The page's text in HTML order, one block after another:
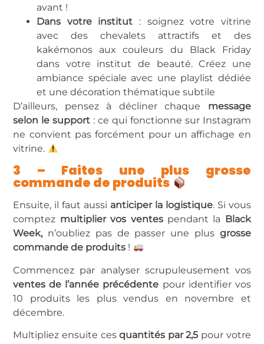
avant !
Dans votre institut : soignez votre vitrine
avec des chevalets attractifs et des
kakémonos aux couleurs du Black Friday
dans votre institut de beauté. Créez une
ambiance spéciale avec une playlist dédiée
et une décoration thématique subtile
D’ailleurs, pensez à décliner chaque message
selon le support : ce qui fonctionne sur Instagram
ne convient pas forcément pour un affichage en
vitrine.
3 – Faites une plus grosse
commande de produits
Ensuite, il faut aussi anticiper la logistique. Si vous
comptez multiplier vos ventespendant la Black
Week, n’oubliez pas de passer une plusgrosse
commande de produits !
Commencez par analyser scrupuleusement vos
ventes de l’année précédente pour identifier vos
10 produits les plus vendus en novembre et
décembre.
Multipliez ensuite cesquantités par 2,5 pour votre